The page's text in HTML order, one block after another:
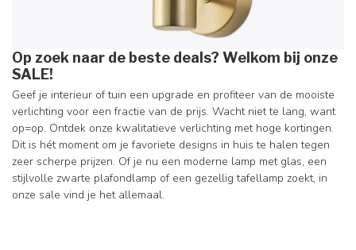
Op zoek naar de beste deals? Welkom bij onze
SALE!
Geef je interieur of tuin een upgrade en profiteer van de mooiste
verlichting voor een fractie van de prijs. Wacht niet te lang, want
op=op. Ontdek onze kwalitatieve verlichting met hoge kortingen.
Dit is hét moment om je favoriete designs in huis te halen tegen
zeer scherpe prijzen. Of je nu een moderne lamp met glas, een
stijlvolle zwarte plafondlamp of een gezellig tafellamp zoekt, in
onze sale vind je het allemaal.